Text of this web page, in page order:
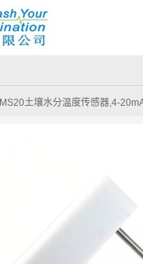
MS20土壤水分温度传感器,4-